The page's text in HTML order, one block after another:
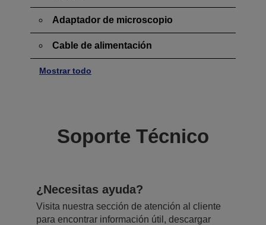
Adaptador de microscopio
Cable de alimentación
Mostrar todo
Soporte Técnico
¿Necesitas ayuda?
Visita nuestra sección de atención al cliente
para encontrar información útil, descargar